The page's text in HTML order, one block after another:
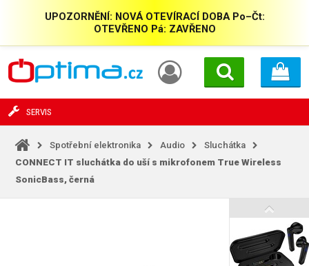
UPOZORNĚNÍ: NOVÁ OTEVÍRACÍ DOBA Po–Čt:
OTEVŘENO Pá: ZAVŘENO
SERVIS
Spotřební elektronika Audio
Sluchátka
CONNECT IT sluchátka do uší s mikrofonem True Wireless
SonicBass, černá